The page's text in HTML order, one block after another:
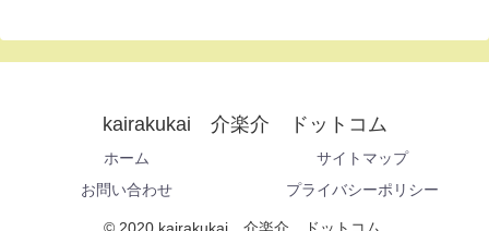
kairakukai 介楽介 ドットコム
ホーム
サイトマップ
お問い合わせ
プライバシーポリシー
© 2020 kairakukai 介楽介 ドットコム.